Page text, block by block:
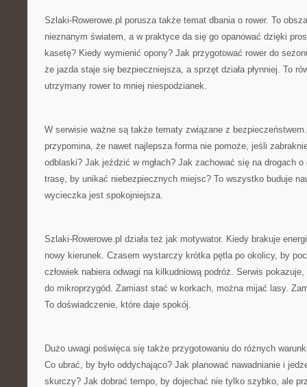
Szlaki-Rowerowe.pl porusza także temat dbania o rower. To
nieznanym światem, a w praktyce da się go opanować dzięki
kasetę? Kiedy wymienić opony? Jak przygotować rower do
że jazda staje się bezpieczniejsza, a sprzęt działa płynniej. To
utrzymany rower to mniej niespodzianek.
W serwisie ważne są także tematy związane z
przypomina, że nawet najlepsza forma nie pomoże, jeśli
odblaski? Jak jeździć w mgłach? Jak zachować się na drogach
trasę, by unikać niebezpiecznych miejsc? To wszystko buduje
wycieczka jest spokojniejsza.
Szlaki-Rowerowe.pl działa też jak motywator. Kiedy brakuje
nowy kierunek. Czasem wystarczy krótka pętla po okolicy, by
człowiek nabiera odwagi na kilkudniową podróż. Serwis
do mikroprzygód. Zamiast stać w korkach, można mijać lasy.
To doświadczenie, które daje spokój.
Dużo uwagi poświęca się także przygotowaniu do różnych
Co ubrać, by było oddychająco? Jak planować nawadnianie i
skurczy? Jak dobrać tempo, by dojechać nie tylko szybko, ale